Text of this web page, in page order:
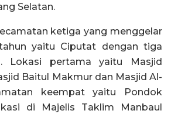
Selatan.
ketiga yang menggelar
yaitu Ciputat dengan tiga
Lokasi pertama yaitu Masjid
Baitul Makmur dan Masjid Al-
keempat yaitu Pondok
di Majelis Taklim Manbaul